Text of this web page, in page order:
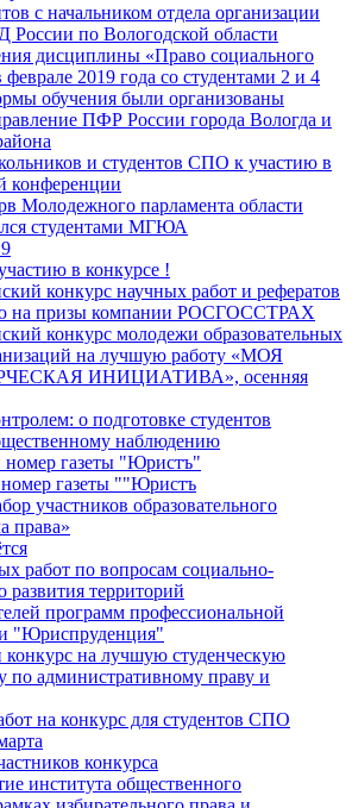
с начальником отдела организации
по Вологодской области
дисциплины «Право социального
феврале 2019 года со студентами 2 и 4
обучения были организованы
ПФР России города Вологда и
и студентов СПО к участию в
конференции
Молодежного парламента области
студентами МГЮА
в конкурсе !
конкурс научных работ и рефератов
на призы компании РОСГОССТРАХ
конкурс молодежи образовательных
на лучшую работу «МОЯ
ИНИЦИАТИВА», осенняя
о подготовке студентов
наблюдению
газеты "Юристъ"
газеты ""Юристъ
участников образовательного
права»
работ по вопросам социально-
развития территорий
программ профессиональной
"Юриспруденция"
конкурс на лучшую студенческую
по административному праву и
на конкурс для студентов СПО
конкурса
института общественного